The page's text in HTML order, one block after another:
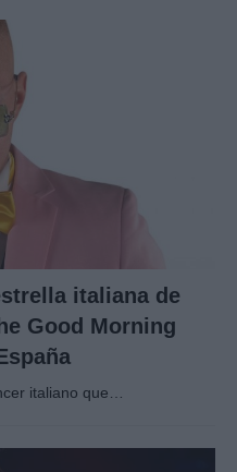
italiana de
Good Morning
italiano que…